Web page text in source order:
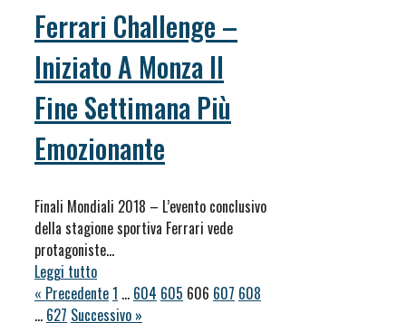
Ferrari Challenge –
Iniziato A Monza Il
Fine Settimana Più
Emozionante
Finali Mondiali 2018 – L’evento conclusivo
della stagione sportiva Ferrari vede
protagoniste…
Leggi tutto
« Precedente1 … 604 605 606 607 608
… 627 Successivo »